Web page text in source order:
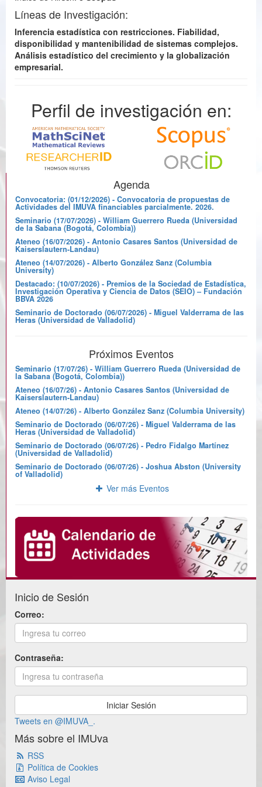
Líneas de Investigación:
Inferencia estadística con restricciones. Fiabilidad,
disponibilidad y mantenibilidad de sistemas complejos.
Análisis estadístico del crecimiento y la globalización
empresarial.
Perfil de investigación en:
Agenda
Convocatoria: (01/12/2026) - Convocatoria de propuestas de
Actividades del IMUVA financiables parcialmente. 2026.
Seminario (17/07/2026) - William Guerrero Rueda (Universidad
de la Sabana (Bogotá, Colombia))
Ateneo (16/07/2026) - Antonio Casares Santos (Universidad de
Kaiserslautern-Landau)
Ateneo (14/07/2026) - Alberto González Sanz (Columbia
University)
Destacado: (10/07/2026) - Premios de la Sociedad de Estadística,
Investigación Operativa y Ciencia de Datos (SEIO) – Fundación
BBVA 2026
Seminario de Doctorado (06/07/2026) - Miguel Valderrama de las
Heras (Universidad de Valladolid)
Próximos Eventos
Seminario (17/07/26) - William Guerrero Rueda (Universidad de
la Sabana (Bogotá, Colombia))
Ateneo (16/07/26) - Antonio Casares Santos (Universidad de
Kaiserslautern-Landau)
Ateneo (14/07/26) - Alberto González Sanz (Columbia University)
Seminario de Doctorado (06/07/26) - Miguel Valderrama de las
Heras (Universidad de Valladolid)
Seminario de Doctorado (06/07/26) - Pedro Fidalgo Martínez
(Universidad de Valladolid)
Seminario de Doctorado (06/07/26) - Joshua Abston (University
of Valladolid)
Ver más Eventos
Inicio de Sesión
Correo:
Contraseña:
Tweets en @IMUVA_.
Más sobre el IMUva
RSS
Política de Cookies
Aviso Legal